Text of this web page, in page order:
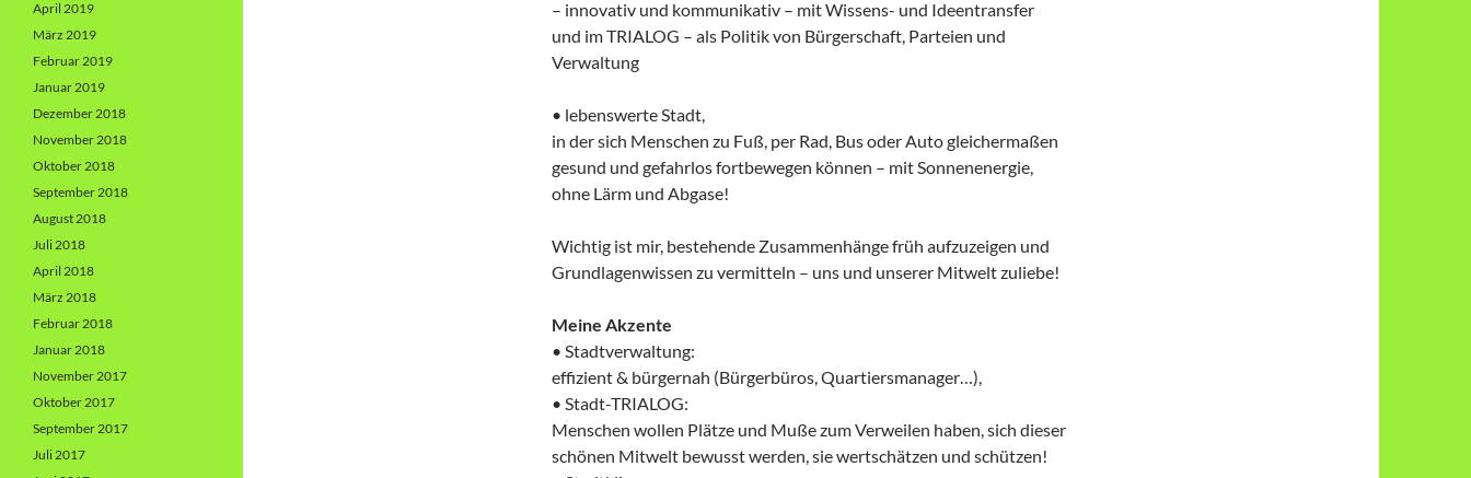
– innovativ und kommunikativ – mit Wissens- und Ideentransfer
und im TRIALOG – als Politik von Bürgerschaft, Parteien und
Verwaltung
• lebenswerte Stadt,
in der sich Menschen zu Fuß, per Rad, Bus oder Auto gleichermaßen
gesund und gefahrlos fortbewegen können – mit Sonnenenergie,
ohne Lärm und Abgase!
Wichtig ist mir, bestehende Zusammenhänge früh aufzuzeigen und
Grundlagenwissen zu vermitteln – uns und unserer Mitwelt zuliebe!
Meine Akzente
• Stadtverwaltung:
effizient & bürgernah (Bürgerbüros, Quartiersmanager…),
• Stadt-TRIALOG:
Menschen wollen Plätze und Muße zum Verweilen haben, sich dieser
schönen Mitwelt bewusst werden, sie wertschätzen und schützen!
April 2019
März 2019
Februar 2019
Januar 2019
Dezember 2018
November 2018
Oktober 2018
September 2018
August 2018
Juli 2018
April 2018
März 2018
Februar 2018
Januar 2018
November 2017
Oktober 2017
September 2017
Juli 2017